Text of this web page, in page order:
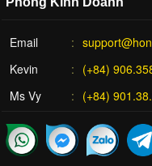
Email
Kevin
(+84)
Ms Vy
(+84)